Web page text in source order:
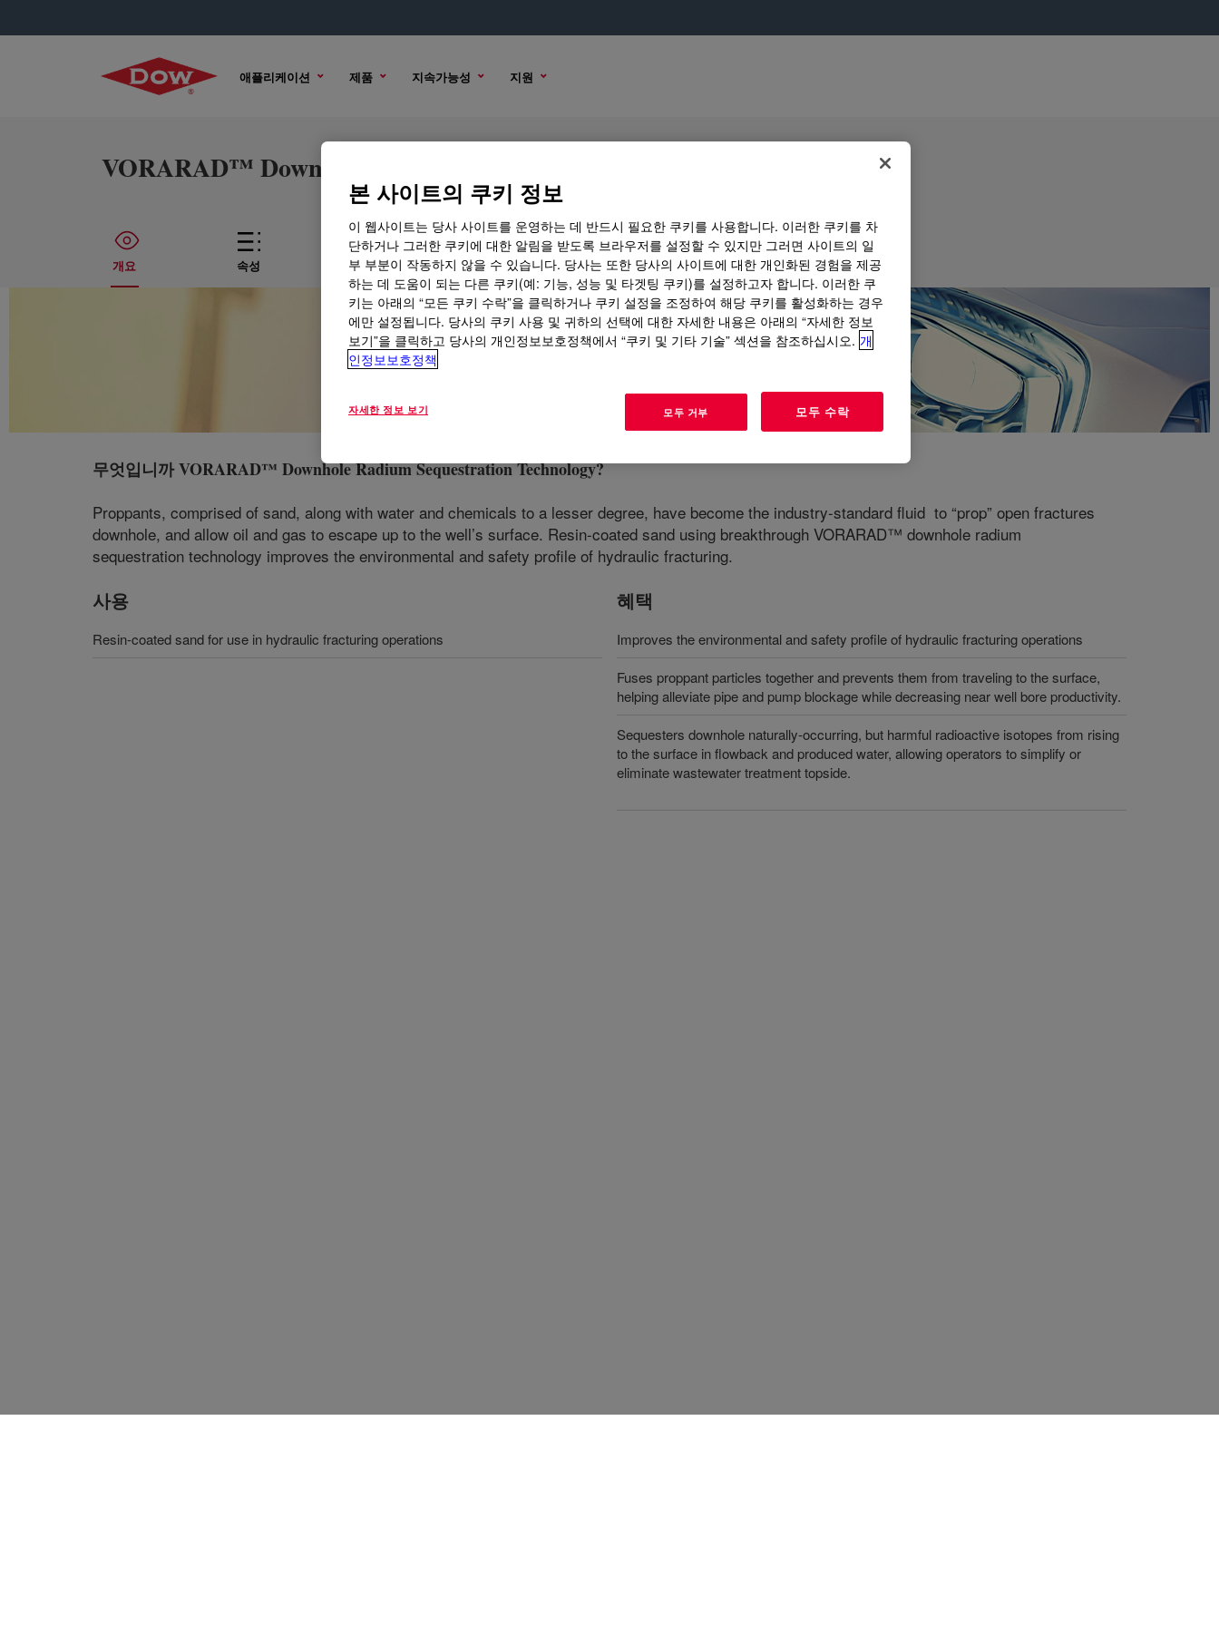
애플리케이션 제품 지속가능성 지원
VORARAD™ Downhole Radium Sequestration Technology
개요 속성 기술적인 내용 샘플 옵션 구매 옵션
무엇입니까VORARAD™ Downhole Radium Sequestration Technology?
Proppants, comprised of sand, along with water and chemicals to a lesser degree, have become the industry-standard fluid to “prop” open fractures
downhole, and allow oil and gas to escape up to the well’s surface. Resin-coated sand using breakthrough VORARAD™ downhole radium
sequestration technology improves the environmental and safety profile of hydraulic fracturing.
사용
Resin-coated sand for use in hydraulic fracturing operations
혜택
Improves the environmental and safety profile of hydraulic fracturing operations
Fuses proppant particles together and prevents them from traveling to the surface,
helping alleviate pipe and pump blockage while decreasing near well bore productivity.
Sequesters downhole naturally-occurring, but harmful radioactive isotopes from rising
to the surface in flowback and produced water, allowing operators to simplify or
eliminate wastewater treatment topside.
본 사이트의 쿠키 정보
이 웹사이트는 당사 사이트를 운영하는 데 반드시 필요한 쿠키를 사용합니다. 이러한 쿠키를 차
단하거나 그러한 쿠키에 대한 알림을 받도록 브라우저를 설정할 수 있지만 그러면 사이트의 일
부 부분이 작동하지 않을 수 있습니다. 당사는 또한 당사의 사이트에 대한 개인화된 경험을 제공
하는 데 도움이 되는 다른 쿠키(예: 기능, 성능 및 타겟팅 쿠키)를 설정하고자 합니다. 이러한 쿠
키는 아래의 “모든 쿠키 수락”을 클릭하거나 쿠키 설정을 조정하여 해당 쿠키를 활성화하는 경우
에만 설정됩니다. 당사의 쿠키 사용 및 귀하의 선택에 대한 자세한 내용은 아래의 “자세한 정보
보기”을 클릭하고 당사의 개인정보보호정책에서 “쿠키 및 기타 기술” 섹션을 참조하십시오. 개
인정보보호정책
자세한 정보 보기 모두 거부 모두 수락